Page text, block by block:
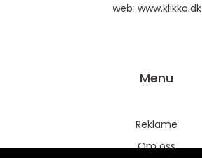
web: www.klikko.dk
Menu
Reklame
Om oss